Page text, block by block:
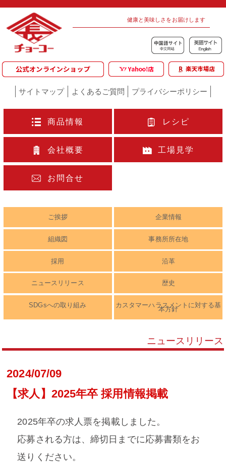
健康と美味しさをお届けします
サイトマップ よくあるご質問 プライバシーポリシー
商品情報 レシピ
会社概要 工場見学
お問合せ
ご挨拶 企業情報
組織図 事務所所在地
採用 沿革
ニュースリリース 歴史
SDGsへの取り組み カスタマーハラスメントに対する基
本方針
ニュースリリース
2024/07/09
【求人】2025年卒 採用情報掲載
2025年卒の求人票を掲載しました。
応募される方は、締切日までに応募書類をお
送りください。